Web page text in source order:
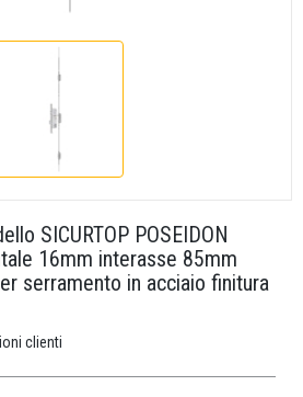
SICURTOP POSEIDON
16mm interasse 85mm
serramento in acciaio finitura
clienti